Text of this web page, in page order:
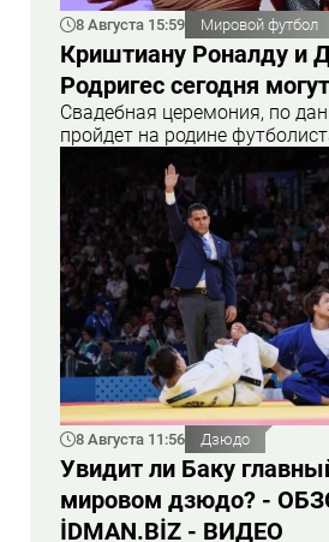
8 Августа 15:59 Мировой футбол
Криштиану Роналду и
Родригес сегодня
Свадебная церемония, по
пройдет на родине
8 Августа 11:56 Дзюдо
Увидит ли Баку
мировом дзюдо? -
İDMAN.BİZ - ВИДЕО